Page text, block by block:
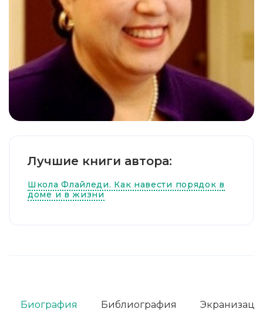
Лучшие книги автора:
Школа Флайледи. Как навести порядок в
доме и в жизни
Биография Библиография